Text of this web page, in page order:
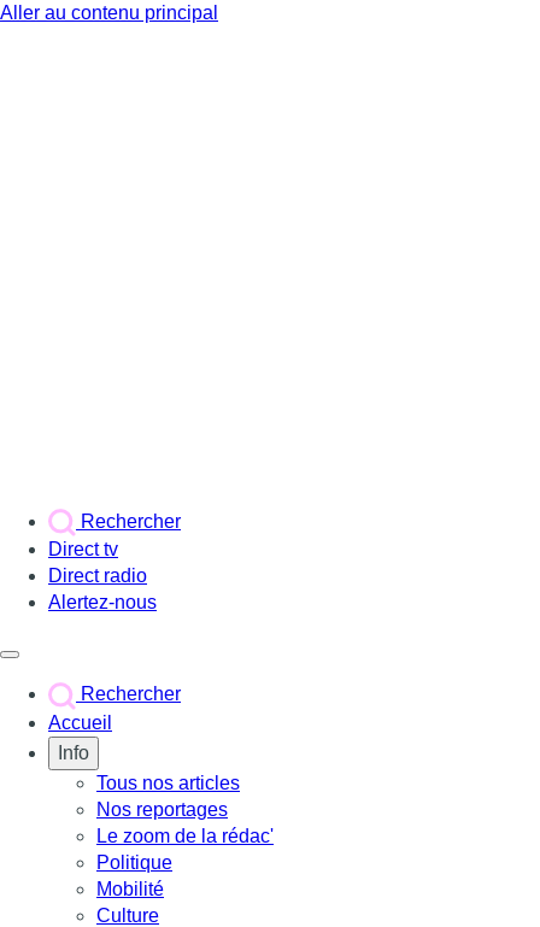
Aller au contenu principal
Rechercher
Direct tv
Direct radio
Alertez-nous
Rechercher
Accueil
Info
Tous nos articles
Nos reportages
Le zoom de la rédac'
Politique
Mobilité
Culture